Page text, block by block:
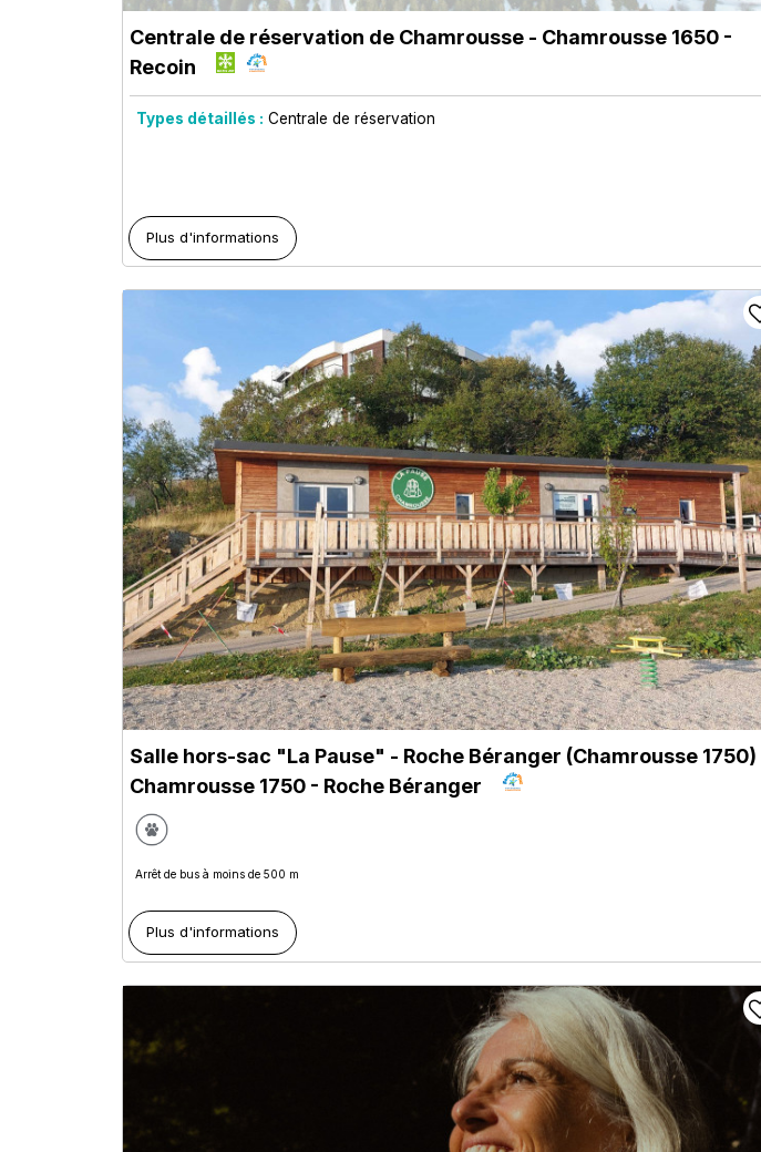
Centrale de réservation de Chamrousse - Chamrousse 1650 -
Recoin
Types détaillés : Centrale de réservation
Plus d'informations
Salle hors-sac "La Pause" - Roche Béranger (Chamrousse 1750)
Chamrousse 1750 - Roche Béranger
Arrêt de bus à moins de 500 m
Plus d'informations